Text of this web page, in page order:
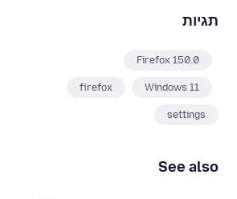
תגיות
Firefox 150.0
Windows 11
firefox
settings
See also